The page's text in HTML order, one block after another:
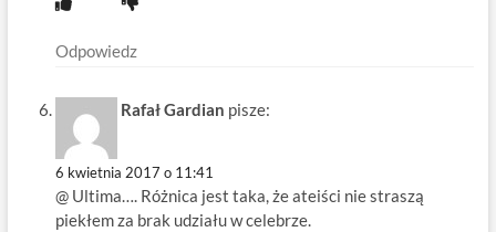
Odpowiedz
Rafał Gardian pisze:
6 kwietnia 2017 o 11:41
@ Ultima…. Różnica jest taka, że ateiści nie straszą
piekłem za brak udziału w celebrze.